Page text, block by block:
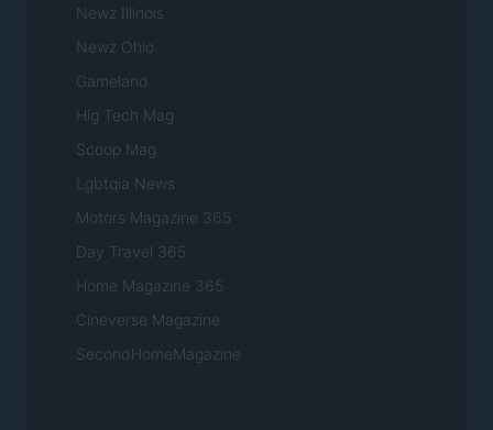
Newz Illinois
Newz Ohio
Gameland
Hig Tech Mag
Scoop Mag
Lgbtqia News
Motors Magazine 365
Day Travel 365
Home Magazine 365
Cineverse Magazine
SecondHomeMagazine